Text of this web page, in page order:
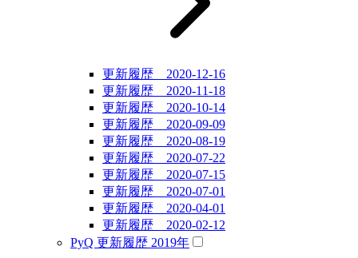
更新履歴 2020-12-16
更新履歴 2020-11-18
更新履歴 2020-10-14
更新履歴 2020-09-09
更新履歴 2020-08-19
更新履歴 2020-07-22
更新履歴 2020-07-15
更新履歴 2020-07-01
更新履歴 2020-04-01
更新履歴 2020-02-12
PyQ 更新履歴 2019年